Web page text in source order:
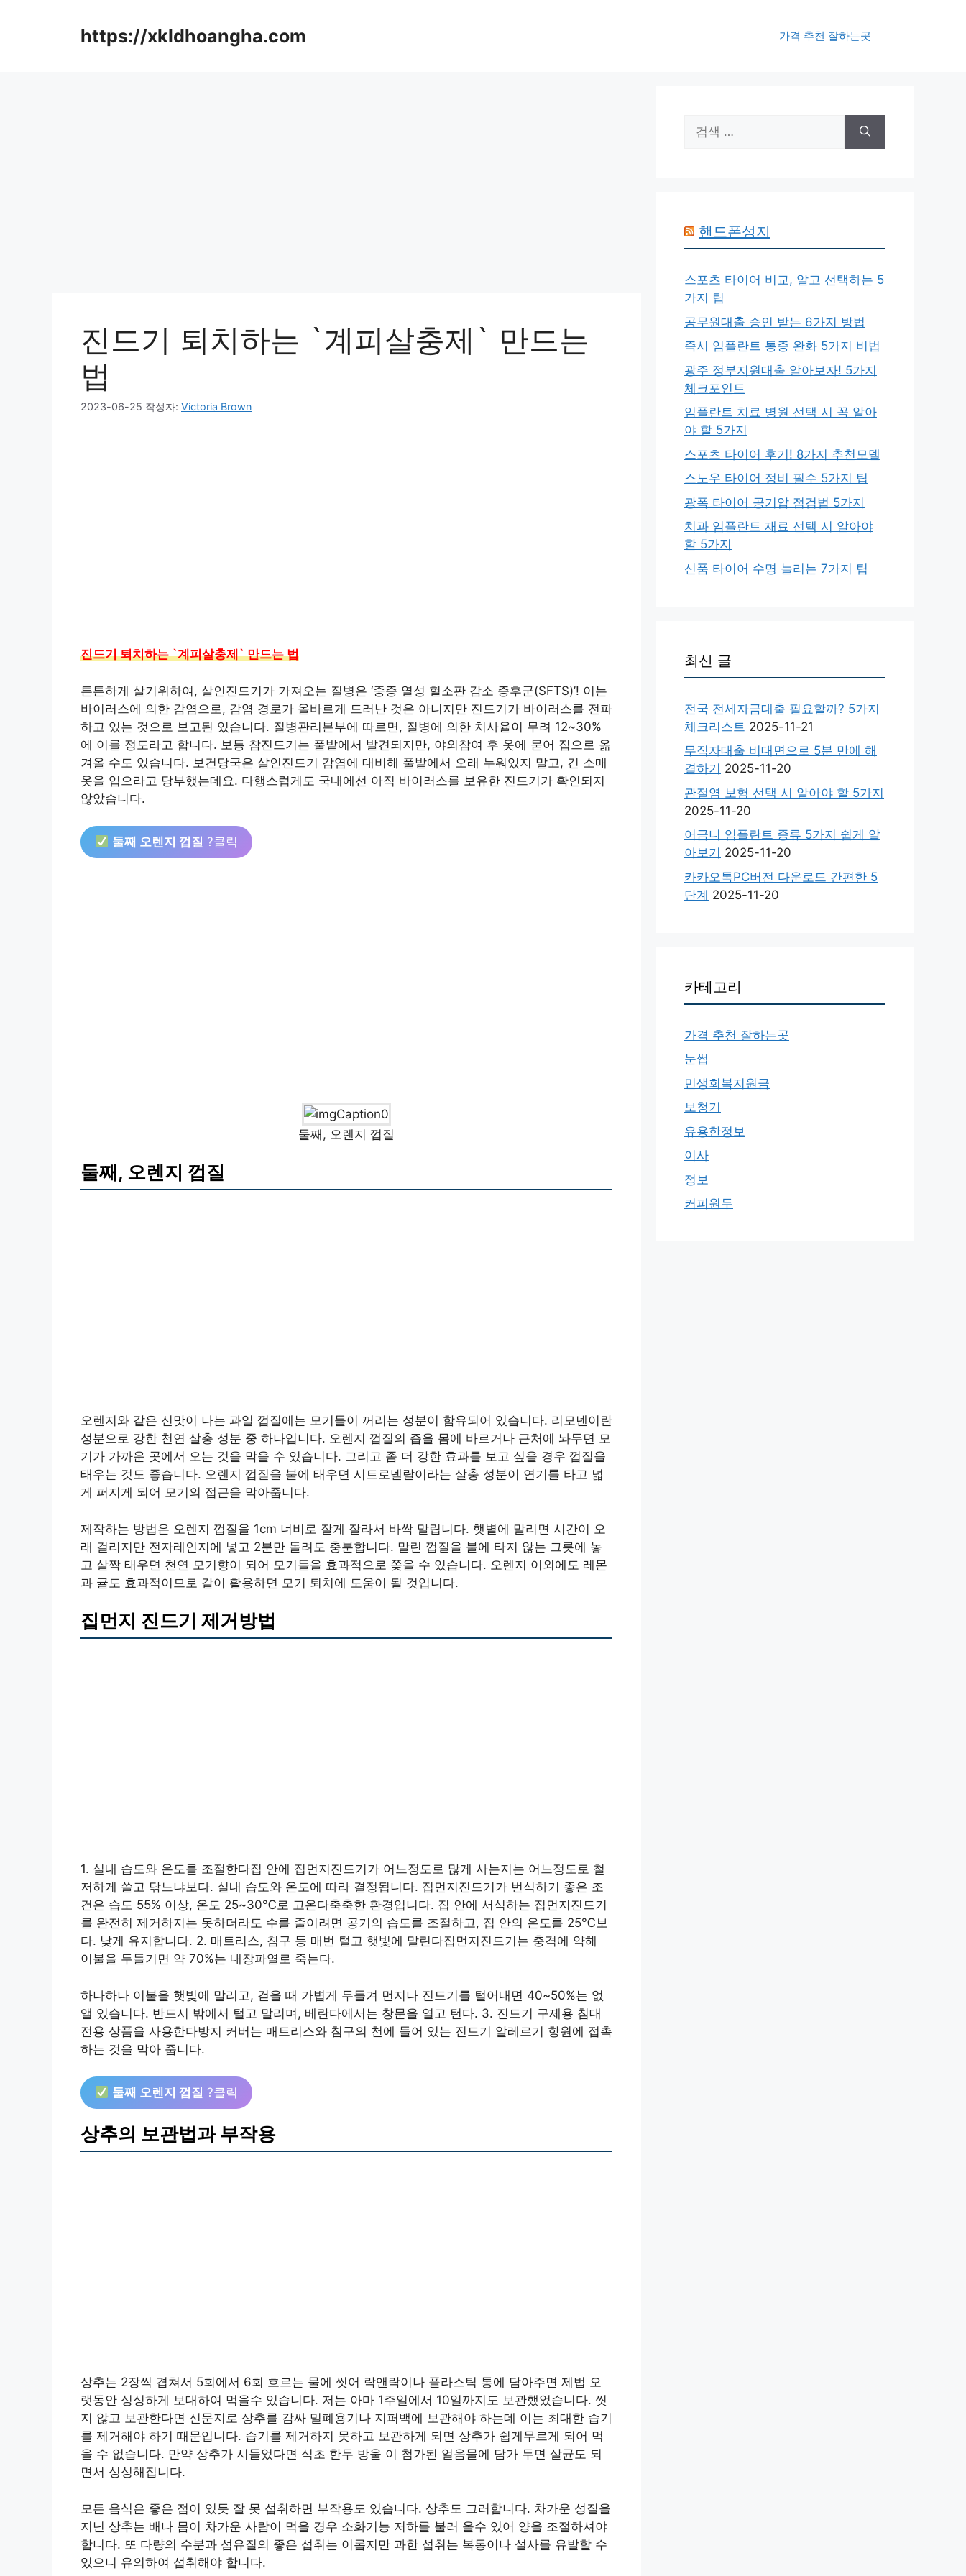
https://xkldhoangha.com 가격 추천 잘하는곳
진드기 퇴치하는 `계피살충제` 만드는
법
2023-06-25 작성자: Victoria Brown
진드기 퇴치하는 `계피살충제` 만드는 법
튼튼하게 살기위하여, 살인진드기가 가져오는 질병은 ‘중증 열성 혈소판 감소 증후군(SFTS)’! 이는
바이러스에 의한 감염으로, 감염 경로가 올바르게 드러난 것은 아니지만 진드기가 바이러스를 전파
하고 있는 것으로 보고된 있습니다. 질병관리본부에 따르면, 질병에 의한 치사율이 무려 12~30%
에 이를 정도라고 합니다. 보통 참진드기는 풀밭에서 발견되지만, 야외참여 후 옷에 묻어 집으로 옮
겨올 수도 있습니다. 보건당국은 살인진드기 감염에 대비해 풀밭에서 오래 누워있지 말고, 긴 소매
옷을 입으라고 당부했는데요. 다행스럽게도 국내에선 아직 바이러스를 보유한 진드기가 확인되지
않았습니다.
둘째 오렌지 껍질 ?클릭
둘째, 오렌지 껍질
둘째, 오렌지 껍질
오렌지와 같은 신맛이 나는 과일 껍질에는 모기들이 꺼리는 성분이 함유되어 있습니다. 리모넨이란
성분으로 강한 천연 살충 성분 중 하나입니다. 오렌지 껍질의 즙을 몸에 바르거나 근처에 놔두면 모
기가 가까운 곳에서 오는 것을 막을 수 있습니다. 그리고 좀 더 강한 효과를 보고 싶을 경우 껍질을
태우는 것도 좋습니다. 오렌지 껍질을 불에 태우면 시트로넬랄이라는 살충 성분이 연기를 타고 넓
게 퍼지게 되어 모기의 접근을 막아줍니다.
제작하는 방법은 오렌지 껍질을 1cm 너비로 잘게 잘라서 바싹 말립니다. 햇볕에 말리면 시간이 오
래 걸리지만 전자레인지에 넣고 2분만 돌려도 충분합니다. 말린 껍질을 불에 타지 않는 그릇에 놓
고 살짝 태우면 천연 모기향이 되어 모기들을 효과적으로 쫒을 수 있습니다. 오렌지 이외에도 레몬
과 귤도 효과적이므로 같이 활용하면 모기 퇴치에 도움이 될 것입니다.
집먼지 진드기 제거방법
1. 실내 습도와 온도를 조절한다집 안에 집먼지진드기가 어느정도로 많게 사는지는 어느정도로 철
저하게 쓸고 닦느냐보다. 실내 습도와 온도에 따라 결정됩니다. 집먼지진드기가 번식하기 좋은 조
건은 습도 55% 이상, 온도 25~30℃로 고온다축축한 환경입니다. 집 안에 서식하는 집먼지진드기
를 완전히 제거하지는 못하더라도 수를 줄이려면 공기의 습도를 조절하고, 집 안의 온도를 25℃보
다. 낮게 유지합니다. 2. 매트리스, 침구 등 매번 털고 햇빛에 말린다집먼지진드기는 충격에 약해
이불을 두들기면 약 70%는 내장파열로 죽는다.
하나하나 이불을 햇빛에 말리고, 걷을 때 가볍게 두들겨 먼지나 진드기를 털어내면 40~50%는 없
앨 있습니다. 반드시 밖에서 털고 말리며, 베란다에서는 창문을 열고 턴다. 3. 진드기 구제용 침대
전용 상품을 사용한다방지 커버는 매트리스와 침구의 천에 들어 있는 진드기 알레르기 항원에 접촉
하는 것을 막아 줍니다.
둘째 오렌지 껍질 ?클릭
상추의 보관법과 부작용
상추는 2장씩 겹쳐서 5회에서 6회 흐르는 물에 씻어 락앤락이나 플라스틱 통에 담아주면 제법 오
랫동안 싱싱하게 보대하여 먹을수 있습니다. 저는 아마 1주일에서 10일까지도 보관했었습니다. 씻
지 않고 보관한다면 신문지로 상추를 감싸 밀폐용기나 지퍼백에 보관해야 하는데 이는 최대한 습기
를 제거해야 하기 때문입니다. 습기를 제거하지 못하고 보관하게 되면 상추가 쉽게무르게 되어 먹
을 수 없습니다. 만약 상추가 시들었다면 식초 한두 방울 이 첨가된 얼음물에 담가 두면 살균도 되
면서 싱싱해집니다.
모든 음식은 좋은 점이 있듯 잘 못 섭취하면 부작용도 있습니다. 상추도 그러합니다. 차가운 성질을
지닌 상추는 배나 몸이 차가운 사람이 먹을 경우 소화기능 저하를 불러 올수 있어 양을 조절하셔야
합니다. 또 다량의 수분과 섬유질의 좋은 섭취는 이롭지만 과한 섭취는 복통이나 설사를 유발할 수
있으니 유의하여 섭취해야 합니다.
색:
핸드폰성지
스포츠 타이어 비교, 알고 선택하는 5
가지 팁
공무원대출 승인 받는 6가지 방법
즉시 임플란트 통증 완화 5가지 비법
광주 정부지원대출 알아보자! 5가지
체크포인트
임플란트 치료 병원 선택 시 꼭 알아
야 할 5가지
스포츠 타이어 후기! 8가지 추천모델
스노우 타이어 정비 필수 5가지 팁
광폭 타이어 공기압 점검법 5가지
치과 임플란트 재료 선택 시 알아야
할 5가지
신품 타이어 수명 늘리는 7가지 팁
최신 글
전국 전세자금대출 필요할까? 5가지
체크리스트 2025-11-21
무직자대출 비대면으로 5분 만에 해
결하기 2025-11-20
관절염 보험 선택 시 알아야 할 5가지
2025-11-20
어금니 임플란트 종류 5가지 쉽게 알
아보기 2025-11-20
카카오톡PC버전 다운로드 간편한 5
단계 2025-11-20
카테고리
가격 추천 잘하는곳
눈썹
민생회복지원금
보청기
유용한정보
이사
정보
커피원두